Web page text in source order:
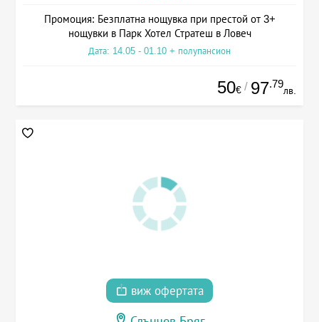
Промоция: Безплатна нощувка при престой от 3+
нощувки в Парк Хотел Стратеш в Ловеч
Дата: 14.05 - 01.10 + полупансион
50€ / 97.79
лв.
виж офертата